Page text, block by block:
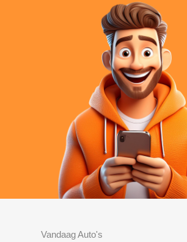
Vandaag Auto's